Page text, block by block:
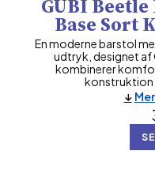
GUBI
Base Sort
En moderne barstol
udtryk, designet af
kombinerer
konstruktion